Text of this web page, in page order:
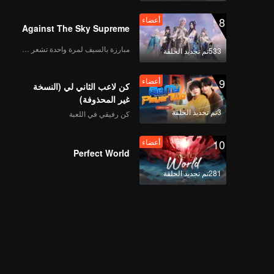
8
533تم تجديد الحلقة
أعضاء
Against The Sky Supreme
9
3تم تجديد الحلقة
أعضاء
كن لاعب الثاني لي (النسخة
غير المحذوفة)
كن رفيقي في اللعبة
10
281تم تجديد الحلقة
أعضاء
Perfect World